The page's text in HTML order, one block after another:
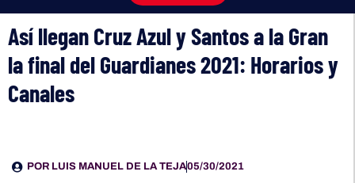
Así llegan Cruz Azul y Santos a la Gran
la final del Guardianes 2021: Horarios y
Canales
POR LUIS MANUEL DE LA TEJA05/30/2021